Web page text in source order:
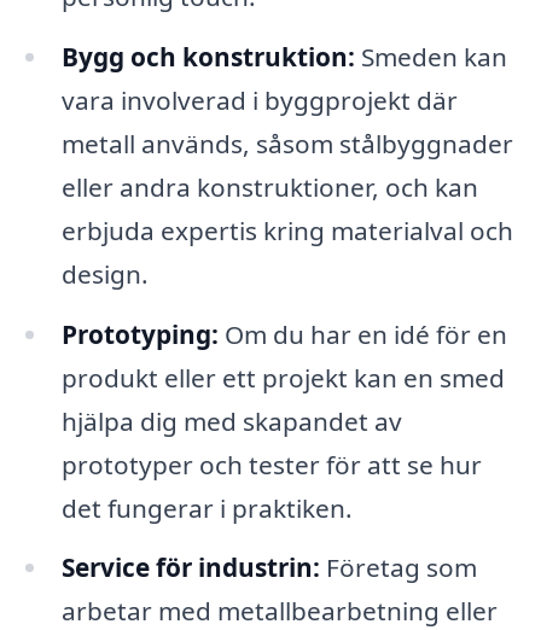
Bygg och konstruktion: Smeden kan
vara involverad i byggprojekt där
metall används, såsom stålbyggnader
eller andra konstruktioner, och kan
erbjuda expertis kring materialval och
design.
Prototyping: Om du har en idé för en
produkt eller ett projekt kan en smed
hjälpa dig med skapandet av
prototyper och tester för att se hur
det fungerar i praktiken.
Service för industrin: Företag som
arbetar med metallbearbetning eller